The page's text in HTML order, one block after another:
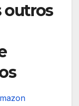
outros